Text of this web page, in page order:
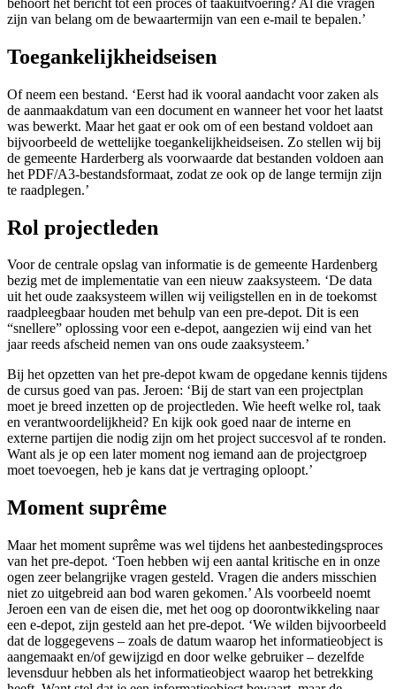
zijn van belang om de bewaartermijn van een e-mail te bepalen.’
Toegankelijkheidseisen
Of neem een bestand. ‘Eerst had ik vooral aandacht voor zaken als
de aanmaakdatum van een document en wanneer het voor het laatst
was bewerkt. Maar het gaat er ook om of een bestand voldoet aan
bijvoorbeeld de wettelijke toegankelijkheidseisen. Zo stellen wij bij
de gemeente Harderberg als voorwaarde dat bestanden voldoen aan
het PDF/A3-bestandsformaat, zodat ze ook op de lange termijn zijn
te raadplegen.’
Rol projectleden
Voor de centrale opslag van informatie is de gemeente Hardenberg
bezig met de implementatie van een nieuw zaaksysteem. ‘De data
uit het oude zaaksysteem willen wij veiligstellen en in de toekomst
raadpleegbaar houden met behulp van een pre-depot. Dit is een
“snellere” oplossing voor een e-depot, aangezien wij eind van het
jaar reeds afscheid nemen van ons oude zaaksysteem.’
Bij het opzetten van het pre-depot kwam de opgedane kennis tijdens
de cursus goed van pas. Jeroen: ‘Bij de start van een projectplan
moet je breed inzetten op de projectleden. Wie heeft welke rol, taak
en verantwoordelijkheid? En kijk ook goed naar de interne en
externe partijen die nodig zijn om het project succesvol af te ronden.
Want als je op een later moment nog iemand aan de projectgroep
moet toevoegen, heb je kans dat je vertraging oploopt.’
Moment suprême
Maar het moment suprême was wel tijdens het aanbestedingsproces
van het pre-depot. ‘Toen hebben wij een aantal kritische en in onze
ogen zeer belangrijke vragen gesteld. Vragen die anders misschien
niet zo uitgebreid aan bod waren gekomen.’ Als voorbeeld noemt
Jeroen een van de eisen die, met het oog op doorontwikkeling naar
een e-depot, zijn gesteld aan het pre-depot. ‘We wilden bijvoorbeeld
dat de loggegevens – zoals de datum waarop het informatieobject is
aangemaakt en/of gewijzigd en door welke gebruiker – dezelfde
levensduur hebben als het informatieobject waarop het betrekking